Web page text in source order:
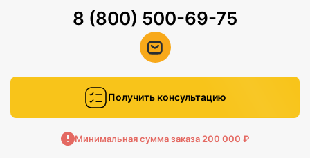
8 (800) 500-69-75
Получить консультацию
Минимальная сумма заказа 200 000 ₽